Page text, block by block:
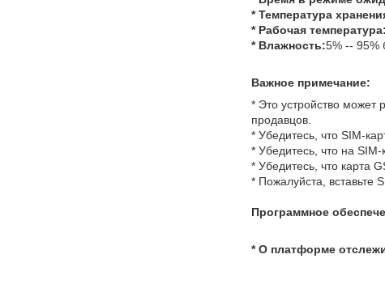
* Температура
* Рабочая температура:
* Влажность:5% -- 95%
Важное примечание:
* Это устройство может
продавцов.
* Убедитесь, что SIM-
* Убедитесь, что на SIM-
* Убедитесь, что карта
* Пожалуйста, вставьте
Программное
* О платформе